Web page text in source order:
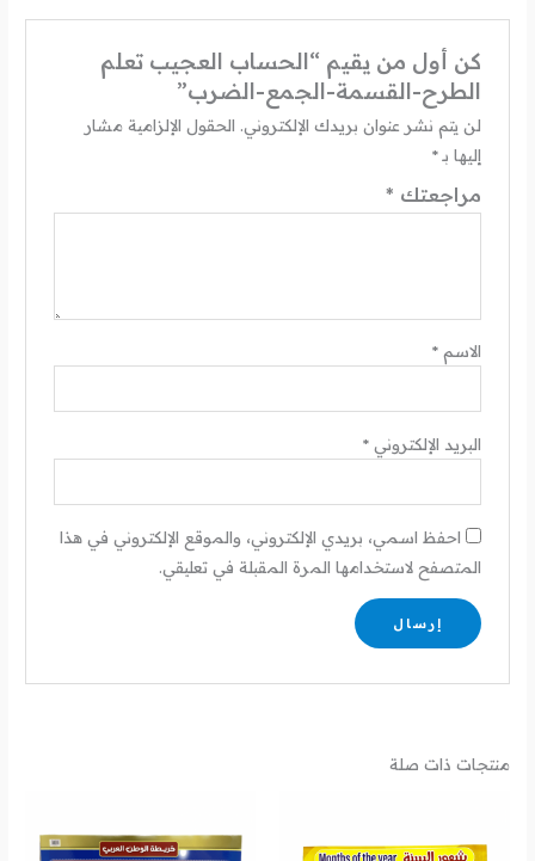
كن أول من يقيم “الحساب العجيب تعلم
الطرح-القسمة-الجمع-الضرب”
لن يتم نشر عنوان بريدك الإلكتروني. الحقول الإلزامية مشار
إليها بـ*
مراجعتك *
الاسم *
البريد الإلكتروني *
احفظ اسمي، بريدي الإلكتروني، والموقع الإلكتروني في هذا
المتصفح لاستخدامها المرة المقبلة في تعليقي.
منتجات ذات صلة